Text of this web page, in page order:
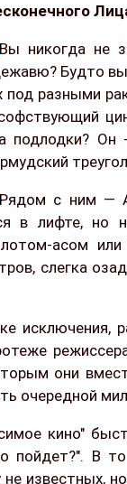
Вы никогда не
Будто
разными
подлодки?
Рядом с ним —
в лифте,
асом
слегка
исключения,
они
очередной
кино"
В то
известных,